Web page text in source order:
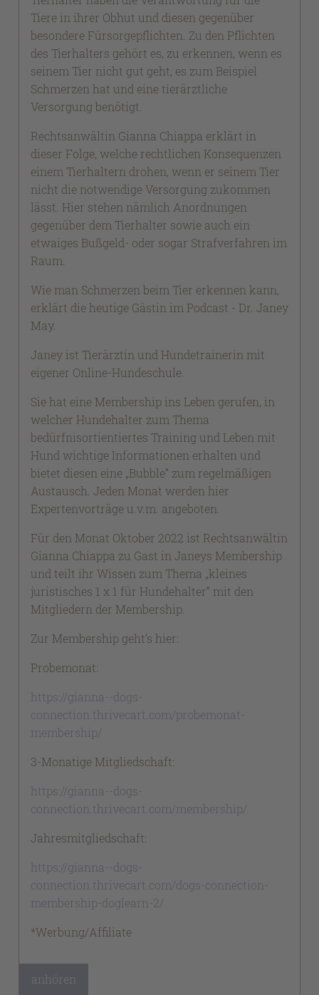
Tiere in ihrer Obhut und diesen gegenüber
besondere Fürsorgepflichten. Zu den Pflichten
des Tierhalters gehört es, zu erkennen, wenn es
seinem Tier nicht gut geht, es zum Beispiel
Schmerzen hat und eine tierärztliche
Versorgung benötigt.
Rechtsanwältin Gianna Chiappa erklärt in
dieser Folge, welche rechtlichen Konsequenzen
einem Tierhaltern drohen, wenn er seinem Tier
nicht die notwendige Versorgung zukommen
lässt. Hier stehen nämlich Anordnungen
gegenüber dem Tierhalter sowie auch ein
etwaiges Bußgeld- oder sogar Strafverfahren im
Raum.
Wie man Schmerzen beim Tier erkennen kann,
erklärt die heutige Gästin im Podcast - Dr. Janey
May.
Janey ist Tierärztin und Hundetrainerin mit
eigener Online-Hundeschule.
Sie hat eine Membership ins Leben gerufen, in
welcher Hundehalter zum Thema
bedürfnisortientiertes Training und Leben mit
Hund wichtige Informationen erhalten und
bietet diesen eine „Bubble“ zum regelmäßigen
Austausch. Jeden Monat werden hier
Expertenvorträge u.v.m. angeboten.
Für den Monat Oktober 2022 ist Rechtsanwältin
Gianna Chiappa zu Gast in Janeys Membership
und teilt ihr Wissen zum Thema „kleines
juristisches 1 x 1 für Hundehalter“ mit den
Mitgliedern der Membership.
Zur Membership geht’s hier:
Probemonat:
https://gianna--dogs-
connection.thrivecart.com/probemonat-
membership/
3-Monatige Mitgliedschaft:
https://gianna--dogs-
connection.thrivecart.com/membership/
Jahresmitgliedschaft:
https://gianna--dogs-
connection.thrivecart.com/dogs-connection-
membership-doglearn-2/
*Werbung/Affiliate
anhören